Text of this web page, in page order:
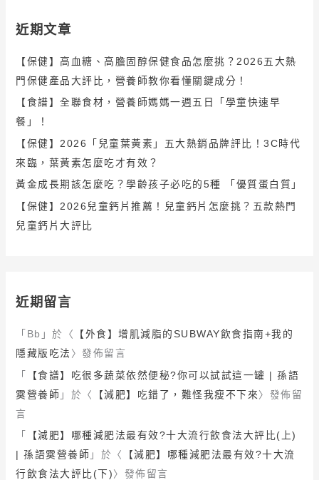
近期文章
【保健】高血糖、高膽固醇保健食品怎麼挑？2026五大熱
門保健產品大評比，營養師教你看懂關鍵成分！
【食譜】全聯食材，營養師媽媽一週五日「學童快速早
餐」！
【保健】2026「兒童葉黃素」五大熱銷品牌評比！3C時代
來臨，葉黃素怎麼吃才有效？
黃金成長期該怎麼吃？學齡孩子必吃的5種 「優質蛋白質」
【保健】2026兒童鈣片推薦！兒童鈣片怎麼挑？五款熱門
兒童鈣片大評比
近期留言
「 Bb 」於〈
【外食】增肌減脂的SUBWAY飲食指南+我的
隱藏版吃法 〉發佈留言
「
【食譜】吃很多蔬菜依然便秘?你可以試試這一罐 | 孫語
霙營養師 」於〈 【減肥】吃錯了，難怪我瘦不下來〉發佈留
言
「
【減肥】哪種減肥法最有效?十大流行飲食法大評比(上)
| 孫語霙營養師 」於〈
【減肥】哪種減肥法最有效?十大流
行飲食法大評比(下)〉發佈留言